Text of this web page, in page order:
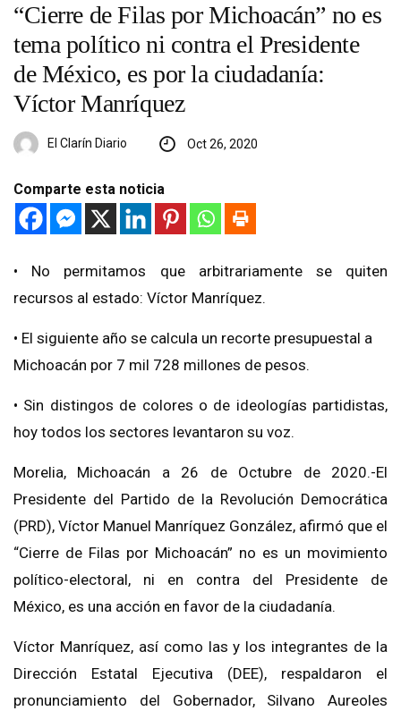
“Cierre de Filas por Michoacán” no es
tema político ni contra el Presidente
de México, es por la ciudadanía:
Víctor Manríquez
El Clarín Diario Oct 26, 2020
Comparte esta noticia
• No permitamos que arbitrariamente se quiten
recursos al estado: Víctor Manríquez.
• El siguiente año se calcula un recorte presupuestal a
Michoacán por 7 mil 728 millones de pesos.
• Sin distingos de colores o de ideologías partidistas,
hoy todos los sectores levantaron su voz.
Morelia, Michoacán a 26 de Octubre de 2020.-El
Presidente del Partido de la Revolución Democrática
(PRD), Víctor Manuel Manríquez González, afirmó que el
“Cierre de Filas por Michoacán” no es un movimiento
político-electoral, ni en contra del Presidente de
México, es una acción en favor de la ciudadanía.
Víctor Manríquez, así como las y los integrantes de la
Dirección Estatal Ejecutiva (DEE), respaldaron el
pronunciamiento del Gobernador, Silvano Aureoles